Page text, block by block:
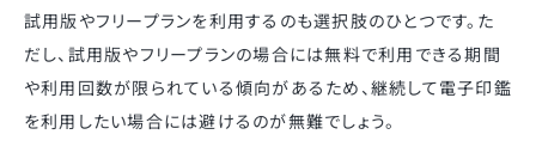
試用版やフリープランを利用するのも選択肢のひとつです。た
だし、試用版やフリープランの場合には無料で利用できる期間
や利用回数が限られている傾向があるため、継続して電子印鑑
を利用したい場合には避けるのが無難でしょう。